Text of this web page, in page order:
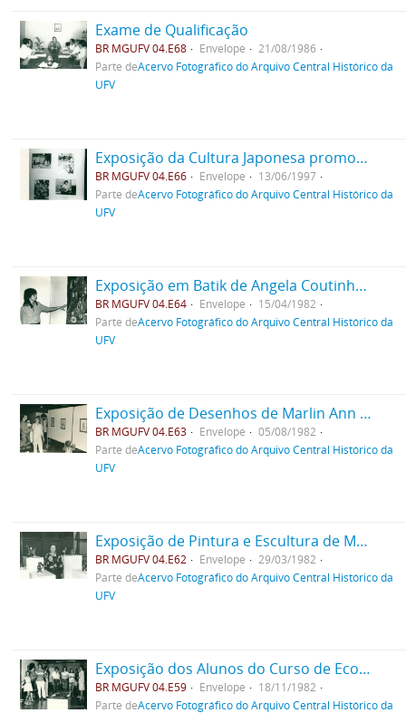
Exame de Qualificação
BR MGUFV 04.E68 Envelope
21/08/1986
Parte deAcervo Fotográfico do Arquivo Central Histórico da
UFV
Exposição da Cultura Japonesa promovido pela Associação Nipo-Brasileira de Viçosa
BR MGUFV 04.E66 Envelope
13/06/1997
Parte deAcervo Fotográfico do Arquivo Central Histórico da
UFV
Exposição em Batik de Angela Coutinho Robert
BR MGUFV 04.E64 Envelope
15/04/1982
Parte deAcervo Fotográfico do Arquivo Central Histórico da
UFV
Exposição de Desenhos de Marlin Ann Currie
BR MGUFV 04.E63 Envelope
05/08/1982
Parte deAcervo Fotográfico do Arquivo Central Histórico da
UFV
Exposição de Pintura e Escultura de Maria Auxiliadora Neves
BR MGUFV 04.E62 Envelope
29/03/1982
Parte deAcervo Fotográfico do Arquivo Central Histórico da
UFV
Exposição dos Alunos do Curso de Economia Doméstica
BR MGUFV 04.E59 Envelope
18/11/1982
Parte deAcervo Fotográfico do Arquivo Central Histórico da